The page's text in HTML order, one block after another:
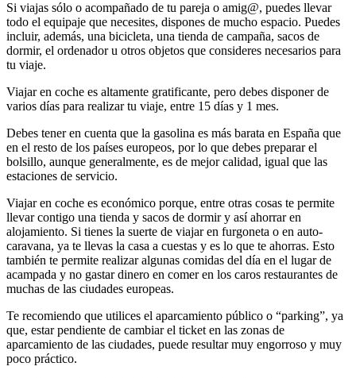
Si viajas sólo o acompañado de tu pareja o amig@, puedes llevar
todo el equipaje que necesites, dispones de mucho espacio. Puedes
incluir, además, una bicicleta, una tienda de campaña, sacos de
dormir, el ordenador u otros objetos que consideres necesarios para
tu viaje.
Viajar en coche es altamente gratificante, pero debes disponer de
varios días para realizar tu viaje, entre 15 días y 1 mes.
Debes tener en cuenta que la gasolina es más barata en España que
en el resto de los países europeos, por lo que debes preparar el
bolsillo, aunque generalmente, es de mejor calidad, igual que las
estaciones de servicio.
Viajar en coche es económico porque, entre otras cosas te permite
llevar contigo una tienda y sacos de dormir y así ahorrar en
alojamiento. Si tienes la suerte de viajar en furgoneta o en auto-
caravana, ya te llevas la casa a cuestas y es lo que te ahorras. Esto
también te permite realizar algunas comidas del día en el lugar de
acampada y no gastar dinero en comer en los caros restaurantes de
muchas de las ciudades europeas.
Te recomiendo que utilices el aparcamiento público o “parking”, ya
que, estar pendiente de cambiar el ticket en las zonas de
aparcamiento de las ciudades, puede resultar muy engorroso y muy
poco práctico.